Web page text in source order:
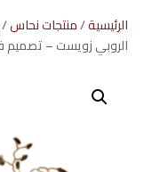
الرئيسية/منتجات نحاس/
الروبي زويست – تصميم